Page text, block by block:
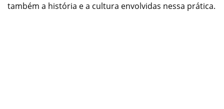
também a história e a cultura envolvidas nessa prática.